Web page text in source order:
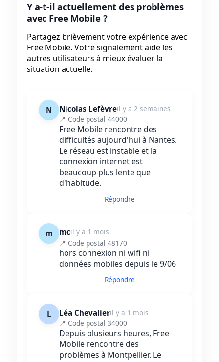
Y a-t-il actuellement des problèmes
avec Free Mobile ?
Partagez brièvement votre expérience avec
Free Mobile. Votre signalement aide les
autres utilisateurs à mieux évaluer la
situation actuelle.
N Nicolas Lefèvreil y a 2 semaines
📍 Code postal 44000
Free Mobile rencontre des
difficultés aujourd'hui à Nantes.
Le réseau est instable et la
connexion internet est
beaucoup plus lente que
d'habitude.
Répondre
m mcil y a 1 mois
📍 Code postal 48170
hors connexion ni wifi ni
données mobiles depuis le 9/06
Répondre
L Léa Chevalieril y a 1 mois
📍 Code postal 34000
Depuis plusieurs heures, Free
Mobile rencontre des
problèmes à Montpellier. Le